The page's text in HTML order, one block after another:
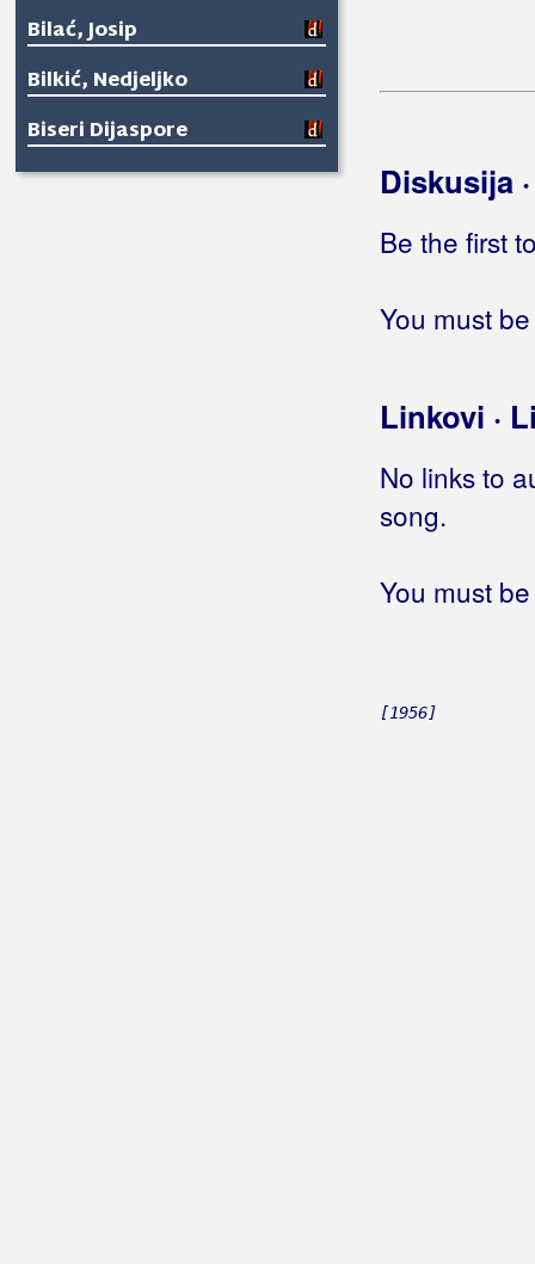
Bilać, Josip
Bilkić, Nedjeljko
Biseri Dijaspore
Bisernica
Diskusija
Be the first
You must
Linkovi ·
No links to
song.
You must
[1956]